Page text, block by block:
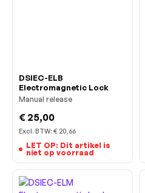
DSIEC-ELB
Electromagnetic Lock
Manual release
€ 25,00
Excl. BTW: € 20,66
LET OP: Dit artikel is
niet op voorraad